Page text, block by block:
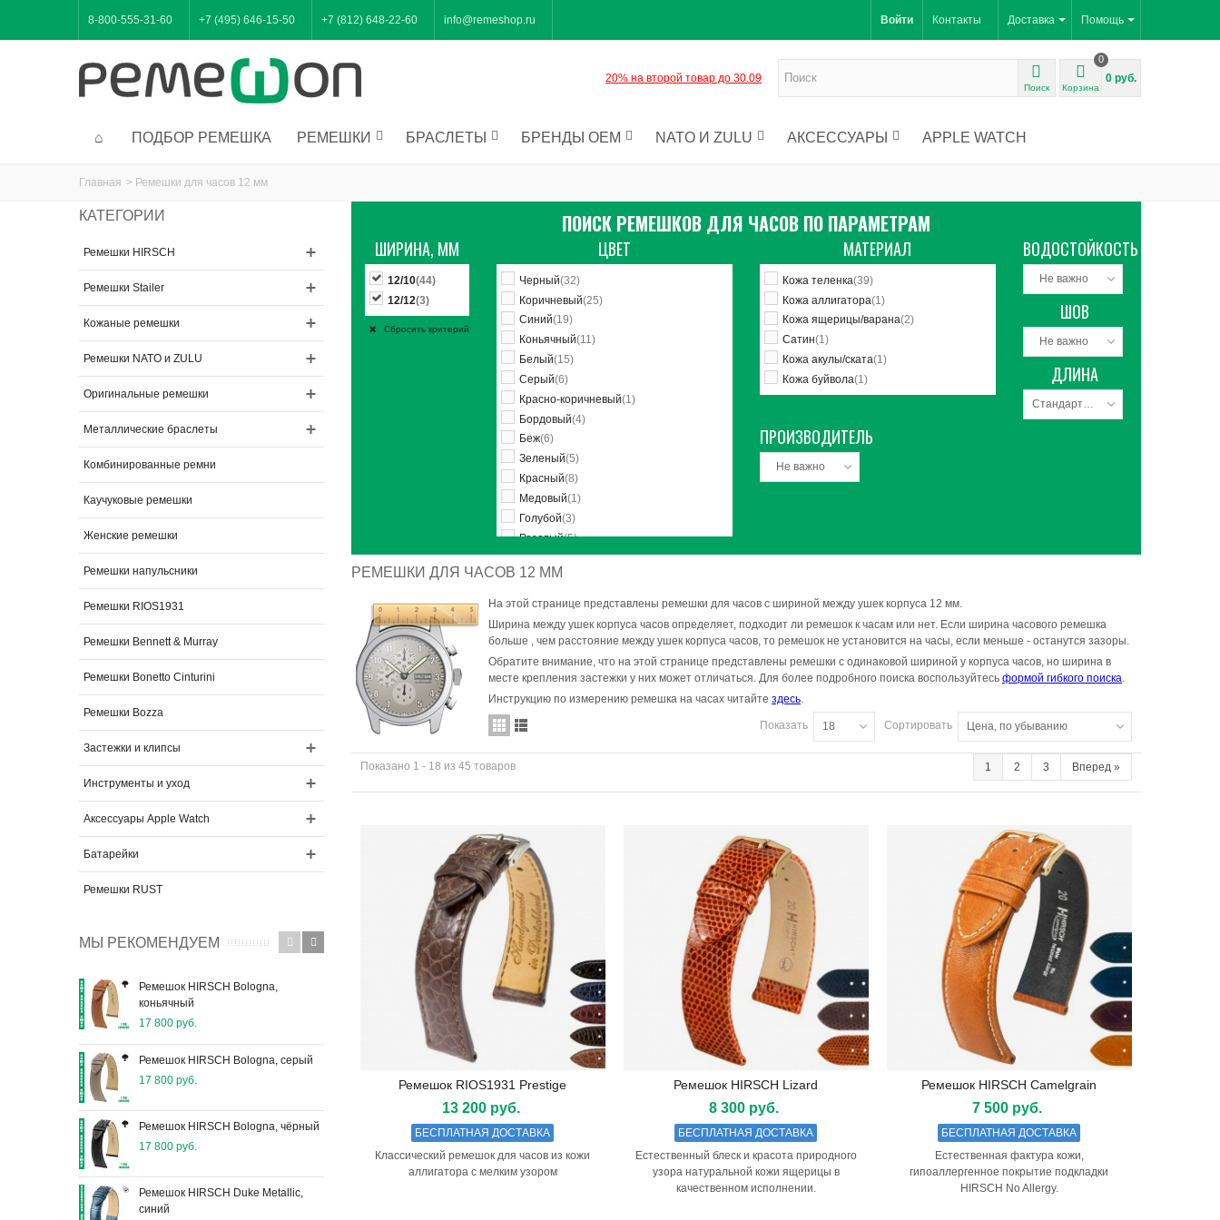
8-800-555-31-60 +7 (495) 646-15-50 +7 (812) 648-22-60 info@remeshop.ru Помощь
Доставка
Контакты
Войти
20% на второй товар до 30.09
Поиск Корзина
0
0 руб.
ПОДБОР РЕМЕШКА РЕМЕШКИ БРАСЛЕТЫ БРЕНДЫ OEM NATO И ZULU АКСЕССУАРЫ APPLE WATCH
Главная > Ремешки для часов 12 мм
КАТЕГОРИИ
Ремешки HIRSCH
Ремешки Stailer
Кожаные ремешки
Ремешки NATO и ZULU
Оригинальные ремешки
Металлические браслеты
Комбинированные ремни
Каучуковые ремешки
Женские ремешки
Ремешки напульсники
Ремешки RIOS1931
Ремешки Bennett & Murray
Ремешки Bonetto Cinturini
Ремешки Bozza
Застежки и клипсы
Инструменты и уход
Аксессуары Apple Watch
Батарейки
Ремешки RUST
МЫ РЕКОМЕНДУЕМ
Ремешок HIRSCH Bologna,
коньячный
17 800 руб.
Ремешок HIRSCH Bologna, серый
17 800 руб.
Ремешок HIRSCH Bologna, чёрный
17 800 руб.
Ремешок HIRSCH Duke Metallic,
синий
Ремешок HIRSCH Duke, синий
5 900 руб.
Ремешок HIRSCH Duke Metallic,
5 900 руб.
Ремешок HIRSCH Duke, серый
ПОИСК РЕМЕШКОВ ДЛЯ ЧАСОВ ПО ПАРАМЕТРАМ
ШИРИНА, ММ
12/10(44)
12/12(3)
Сбросить критерий
ЦВЕТ
Черный(32)
Коричневый(25)
Синий(19)
Коньячный(11)
Белый(15)
Серый(6)
Красно-коричневый(1)
Бордовый(4)
Беж(6)
Зеленый(5)
Красный(8)
Медовый(1)
Голубой(3)
Розовый(5)
Светло-розовый(1)
Бронзовый
Фиолетовый
Светло-голубой(1)
МАТЕРИАЛ
Кожа теленка(39)
Кожа аллигатора(1)
Кожа ящерицы/варана(2)
Сатин(1)
Кожа акулы/ската(1)
Кожа буйвола(1)
ВОДОСТОЙКОСТЬ
Не важно
ШОВ
Не важно
ДЛИНА
Стандартный
ПРОИЗВОДИТЕЛЬ
Не важно
РЕМЕШКИ ДЛЯ ЧАСОВ 12 ММ
На этой странице представлены ремешки для часов с шириной между ушек корпуса 12 мм.
Ширина между ушек корпуса часов определяет, подходит ли ремешок к часам или нет. Если ширина часового ремешка
больше , чем расстояние между ушек корпуса часов, то ремешок не установится на часы, если меньше - останутся зазоры.
Обратите внимание, что на этой странице представлены ремешки с одинаковой шириной у корпуса часов, но ширина в
месте крепления застежки у них может отличаться. Для более подробного поиска воспользуйтесь формой гибкого поиска.
Инструкцию по измерению ремешка на часах читайте здесь.
Сортировать Цена, по убыванию
Показать 18
1 2 3 Вперед »
Показано 1 - 18 из 45 товаров
Подробнее
Ремешок RIOS1931 Prestige
13 200 руб.
БЕСПЛАТНАЯ ДОСТАВКА
Классический ремешок для часов из кожи
аллигатора с мелким узором
Подробнее
Ремешок HIRSCH Lizard
8 300 руб.
БЕСПЛАТНАЯ ДОСТАВКА
Естественный блеск и красота природного
узора натуральной кожи ящерицы в
качественном исполнении.
Подробнее
Ремешок HIRSCH Camelgrain
7 500 руб.
БЕСПЛАТНАЯ ДОСТАВКА
Естественная фактура кожи,
гипоаллергенное покрытие подкладки
HIRSCH No Allergy.